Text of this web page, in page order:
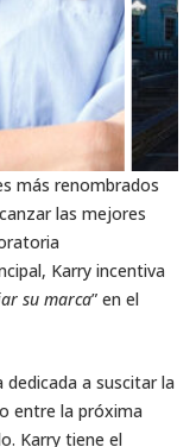
más renombrados
las mejores
Karry incentiva
su marca” en el
a suscitar la
entre la próxima
Karry tiene el